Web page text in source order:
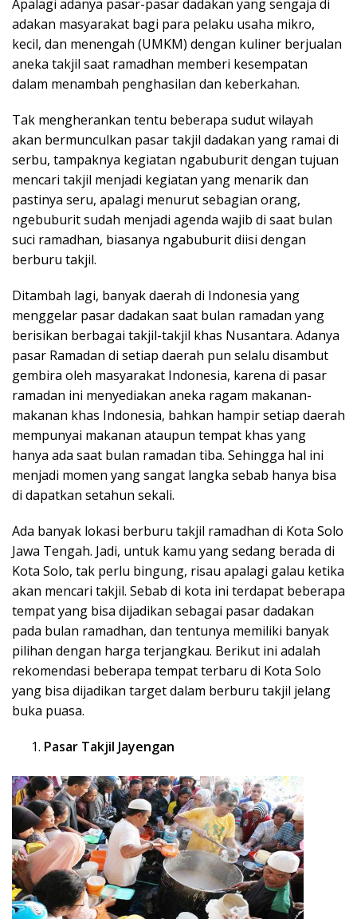
Apalagi adanya pasar-pasar dadakan yang sengaja di
adakan masyarakat bagi para pelaku usaha mikro,
kecil, dan menengah (UMKM) dengan kuliner berjualan
aneka takjil saat ramadhan memberi kesempatan
dalam menambah penghasilan dan keberkahan.
Tak mengherankan tentu beberapa sudut wilayah
akan bermunculkan pasar takjil dadakan yang ramai di
serbu, tampaknya kegiatan ngabuburit dengan tujuan
mencari takjil menjadi kegiatan yang menarik dan
pastinya seru, apalagi menurut sebagian orang,
ngebuburit sudah menjadi agenda wajib di saat bulan
suci ramadhan, biasanya ngabuburit diisi dengan
berburu takjil.
Ditambah lagi, banyak daerah di Indonesia yang
menggelar pasar dadakan saat bulan ramadan yang
berisikan berbagai takjil-takjil khas Nusantara. Adanya
pasar Ramadan di setiap daerah pun selalu disambut
gembira oleh masyarakat Indonesia, karena di pasar
ramadan ini menyediakan aneka ragam makanan-
makanan khas Indonesia, bahkan hampir setiap daerah
mempunyai makanan ataupun tempat khas yang
hanya ada saat bulan ramadan tiba. Sehingga hal ini
menjadi momen yang sangat langka sebab hanya bisa
di dapatkan setahun sekali.
Ada banyak lokasi berburu takjil ramadhan di Kota Solo
Jawa Tengah. Jadi, untuk kamu yang sedang berada di
Kota Solo, tak perlu bingung, risau apalagi galau ketika
akan mencari takjil. Sebab di kota ini terdapat beberapa
tempat yang bisa dijadikan sebagai pasar dadakan
pada bulan ramadhan, dan tentunya memiliki banyak
pilihan dengan harga terjangkau. Berikut ini adalah
rekomendasi beberapa tempat terbaru di Kota Solo
yang bisa dijadikan target dalam berburu takjil jelang
buka puasa.
Pasar Takjil Jayengan